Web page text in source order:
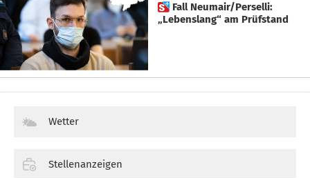
 Fall Neumair/Perselli:
„Lebenslang“ am Prüfstand
Wetter
Stellenanzeigen